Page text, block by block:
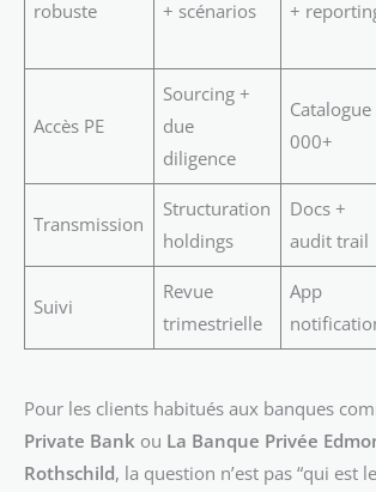
robuste
+ scénarios
+
Accès PE
Sourcing +
due
diligence
Catalogue
000+
Transmission
Structuration
holdings
Docs +
audit trail
Suivi
Revue
trimestrielle
App
Pour les clients habitués aux banques
Private Bank ou La Banque Privée
Rothschild, la question n’est pas “qui est